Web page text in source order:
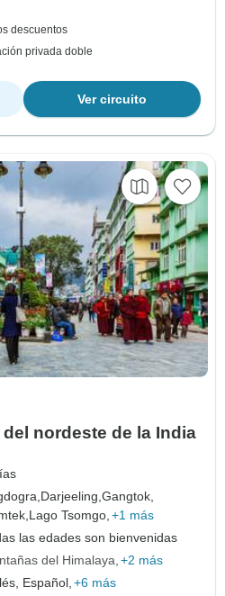
descuentos
privada doble
Ver circuito
nordeste de la India
Darjeeling,Gangtok,
Lago Tsomgo, +1 más
las edades son bienvenidas
del Himalaya +2 más
Español, +6 más